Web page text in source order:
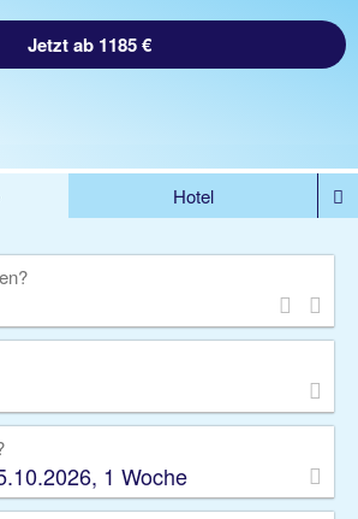
Jetzt ab 1185 €
Hotel
Rundreisen
Zusatzleistungen
1 Woche